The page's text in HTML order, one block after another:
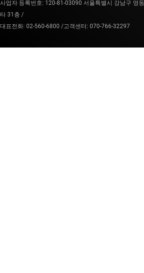
사업자 등록번호: 120-81-03090 서울특별시 강남구 영
타 31층 /
대표전화: 02-560-6800 /고객센터: 070-766-32297